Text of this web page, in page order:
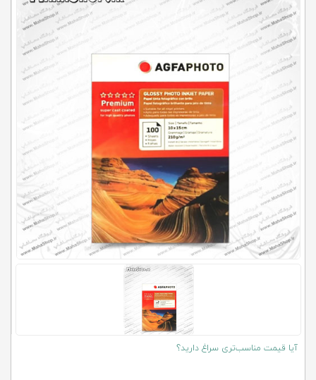
تخفیف‌ها
و
پیشنهادها
تماس
کلاب
محاشاپ
آیا قیمت مناسب‌تری سراغ دارید؟